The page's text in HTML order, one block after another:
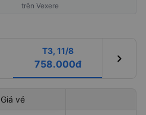
trên Vexere
T3, 11/8
758.000đ chevron_right
Giá vé